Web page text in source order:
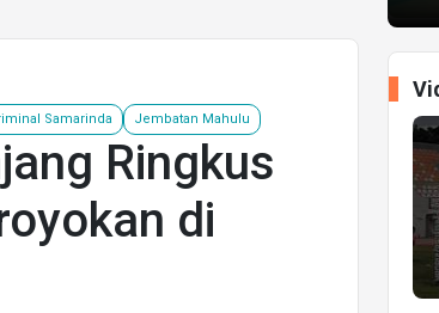
Samarinda Jembatan Mahulu
Ringkus
di